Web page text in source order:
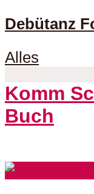
Debütanz
Alles
Komm
Buch